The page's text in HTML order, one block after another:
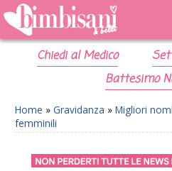
Chiedi al Medico
Battesimo
Home » Gravidanza » Migliori
femminili